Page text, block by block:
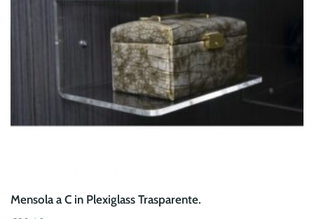
Mensola a C in Plexiglass Trasparente.